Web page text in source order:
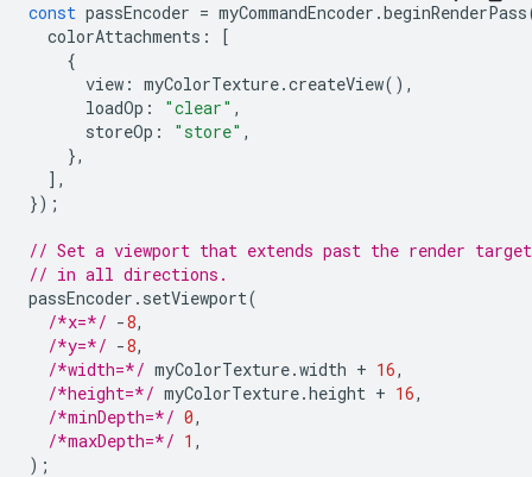
const passEncoder = myCommandEncoder .beginRenderPass
colorAttachments :
[
{
view : myColorTexture.createView(),
loadOp : "clear" ,
storeOp : "store" ,
},
],
});
// Set a viewport that extends past the render
// in all directions.
passEncoder . setViewport(
/*x=*/ -8,
/*y=*/ -8,
/*width=*/ myColorTexture.width + 16,
/*height=*/ myColorTexture.height + 16,
/*minDepth=*/ 0,
/*maxDepth=*/ 1 ,
);